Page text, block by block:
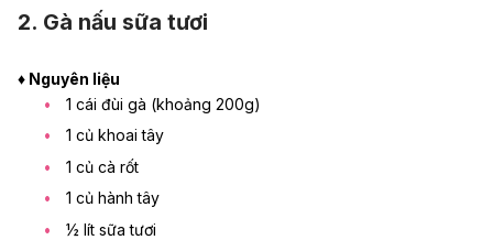
2. Gà nấu sữa tươi
♦ Nguyên liệu
1 cái đùi gà (khoảng 200g)
1 củ khoai tây
1 củ cà rốt
1 củ hành tây
½ lít sữa tươi